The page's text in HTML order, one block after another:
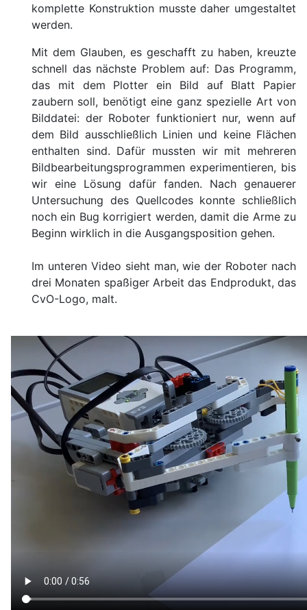
komplette Konstruktion musste daher umgestaltet
werden.
Mit dem Glauben, es geschafft zu haben, kreuzte
schnell das nächste Problem auf: Das Programm,
das mit dem Plotter ein Bild auf Blatt Papier
zaubern soll, benötigt eine ganz spezielle Art von
Bilddatei: der Roboter funktioniert nur, wenn auf
dem Bild ausschließlich Linien und keine Flächen
enthalten sind. Dafür mussten wir mit mehreren
Bildbearbeitungsprogrammen experimentieren, bis
wir eine Lösung dafür fanden. Nach genauerer
Untersuchung des Quellcodes konnte schließlich
noch ein Bug korrigiert werden, damit die Arme zu
Beginn wirklich in die Ausgangsposition gehen.
Im unteren Video sieht man, wie der Roboter nach
drei Monaten spaßiger Arbeit das Endprodukt, das
CvO-Logo, malt.